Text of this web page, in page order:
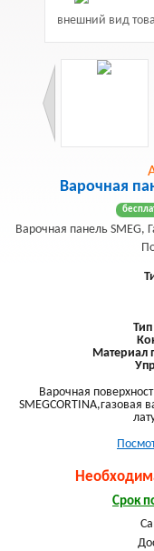
внешний вид
Варочная
Варочная панель SMEG,
Материал
Варочная
Срок